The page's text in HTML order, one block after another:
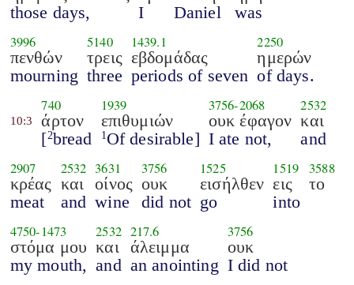
those days,
I
Daniel
was
3996
πενθών
mourning
5140
τρεις
three
1439.1
εβδομάδας
periods of seven
2250
ημερών
of days.
10:3
740
άρτον
[2bread
1939
επιθυμιών
1 Of desirable]
3756-2068
ουκ έφαγον
I ate not,
2532
και
and
2907
κρέας
meat
2532
και
and
3631
οίνος
wine
3756
ουκ
did not
1525
εισήλθεν
go
1519
εις
into
3588
το
4750-1473
στόμα μου
my mouth,
2532
και
and
217.6
άλειμμα
an anointing
3756
ουκ
I did not